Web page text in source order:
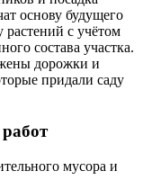
основу будущего
растений с учётом
состава участка.
дорожки и
придали саду
мусора и